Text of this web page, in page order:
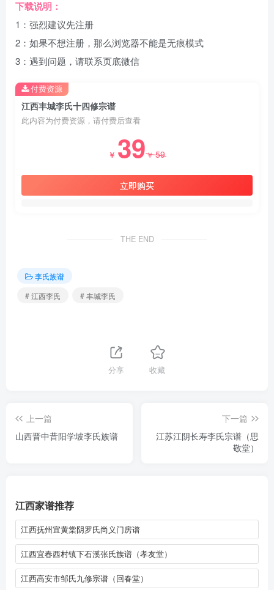
下载说明：
1：强烈建议先注册
2：如果不想注册，那么浏览器不能是无痕模式
3：遇到问题，请联系页底微信
江西丰城李氏十四修宗谱
此内容为付费资源，请付费后查看
￥ 39￥59
立即购买
付费资源
THE END
李氏族谱
# 江西李氏
# 丰城李氏
分享 收藏
上一篇
山西晋中昔阳学坡李氏族谱
下一篇
江苏江阴长寿李氏宗谱（思
敬堂）
江西家谱推荐
江西抚州宜黄棠阴罗氏尚义门房谱
江西宜春西村镇下石溪张氏族谱（孝友堂）
江西高安市邹氏九修宗谱（回春堂）